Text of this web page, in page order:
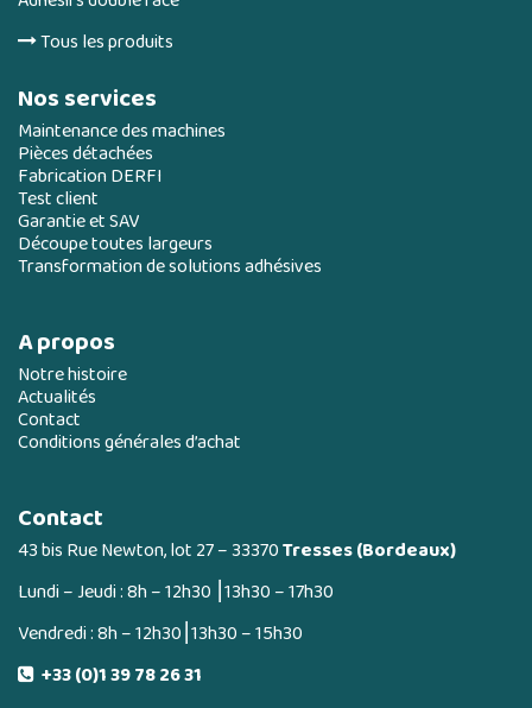
Tous les produits
Nos services
Maintenance des machines
Pièces détachées
Fabrication DERFI
Test client
Garantie et SAV
Découpe toutes largeurs
Transformation de solutions adhésives
A propos
Notre histoire
Actualités
Contact
Conditions générales d’achat
Contact
43 bis Rue Newton, lot 27 – 33370Tresses (Bordeaux)
Lundi – Jeudi : 8h – 12h30 ⎮13h30 – 17h30
Vendredi : 8h – 12h30⎮13h30 – 15h30
+33 (0)1 39 78 26 31